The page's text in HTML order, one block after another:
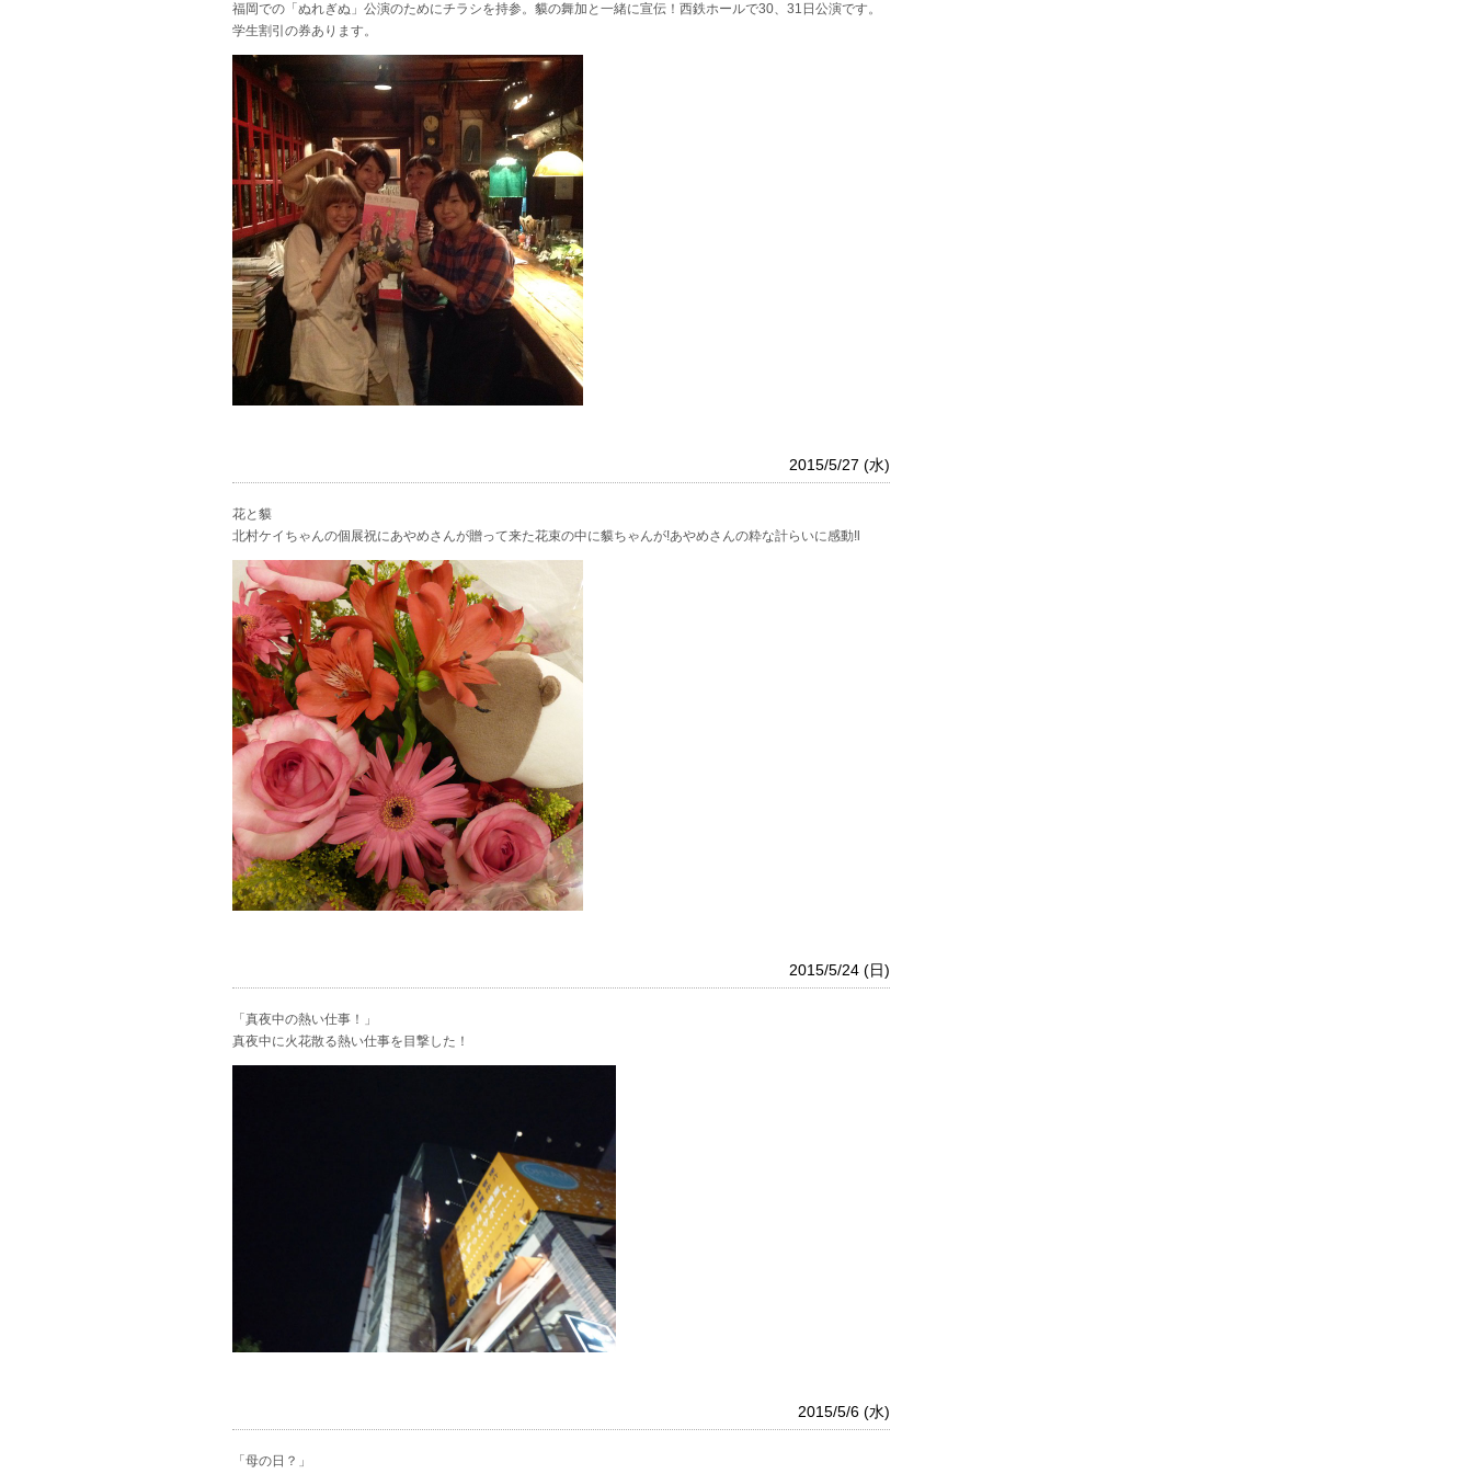
福岡での「ぬれぎぬ」公演のためにチラシを持参。貘の舞加と一緒に宣伝！西鉄ホールで30、31日公演です。
学生割引の券あります。
2015/5/27 (水)
花と貘
北村ケイちゃんの個展祝にあやめさんが贈って来た花束の中に貘ちゃんが!あやめさんの粋な計らいに感動!l
2015/5/24 (日)
「真夜中の熱い仕事！」
真夜中に火花散る熱い仕事を目撃した！
2015/5/6 (水)
「母の日？」